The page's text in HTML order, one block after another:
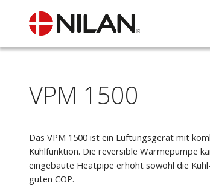
VPM 1500
Das VPM 1500 ist ein Lüftungsgerät mit
Kühlfunktion. Die reversible Wärmepumpe
eingebaute Heatpipe erhöht sowohl die
guten COP.